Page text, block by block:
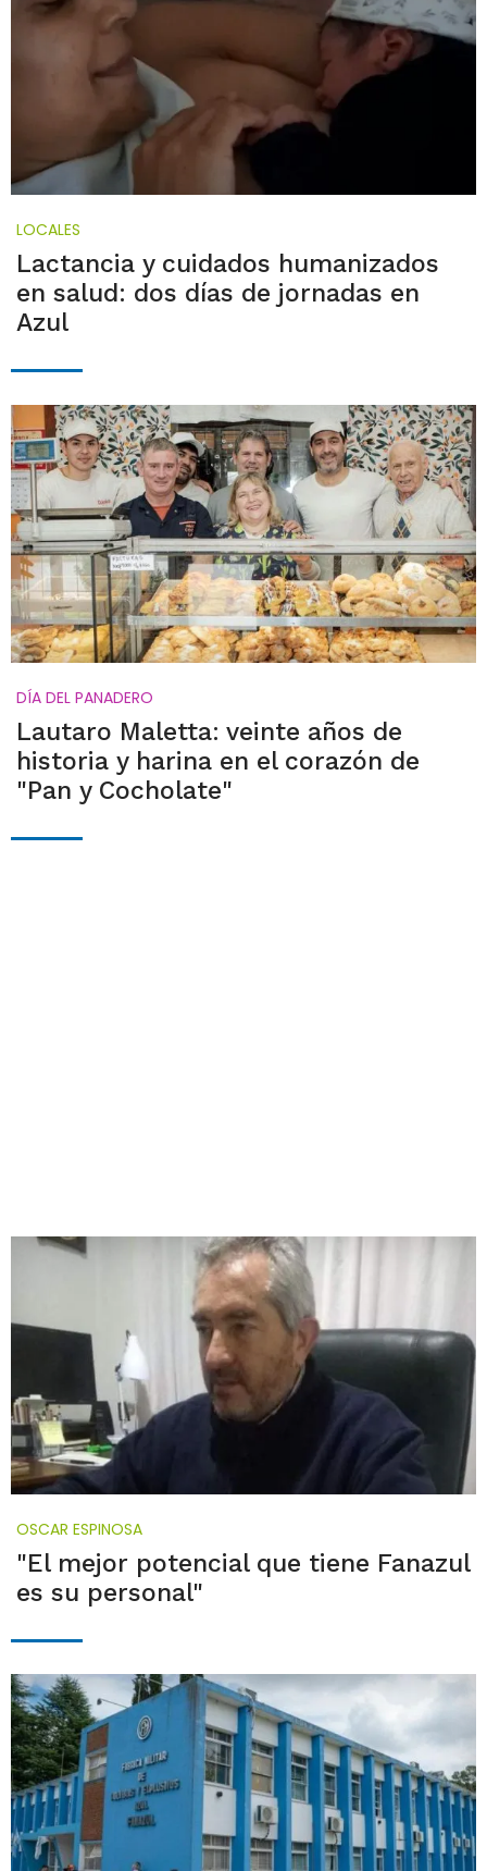
LOCALES
Lactancia y cuidados humanizados
en salud: dos días de jornadas en
Azul
DÍA DEL PANADERO
Lautaro Maletta: veinte años de
historia y harina en el corazón de
"Pan y Cocholate"
OSCAR ESPINOSA
"El mejor potencial que tiene Fanazul
es su personal"